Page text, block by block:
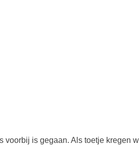
is gegaan. Als toetje kregen